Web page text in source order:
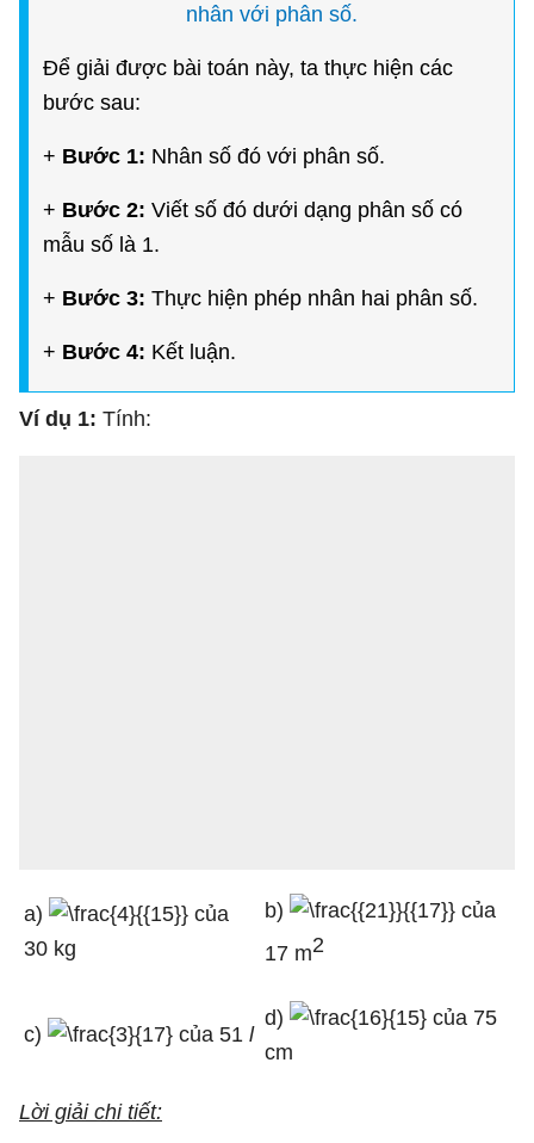
nhân với phân số.
Để giải được bài toán này, ta thực hiện các
bước sau:
+ Bước 1: Nhân số đó với phân số.
+ Bước 2: Viết số đó dưới dạng phân số có
mẫu số là 1.
+ Bước 3: Thực hiện phép nhân hai phân số.
+ Bước 4: Kết luận.
Ví dụ 1: Tính:
a)
của
30 kg
b)
của
17 m2
c) của 51 l
d)
của 75
cm
Lời giải chi tiết: